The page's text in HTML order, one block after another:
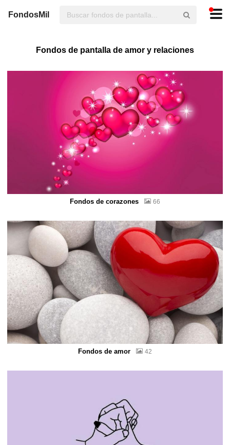
FondosMil
Fondos de pantalla de amor y relaciones
Fondos de corazones 66
Fondos de amor 42